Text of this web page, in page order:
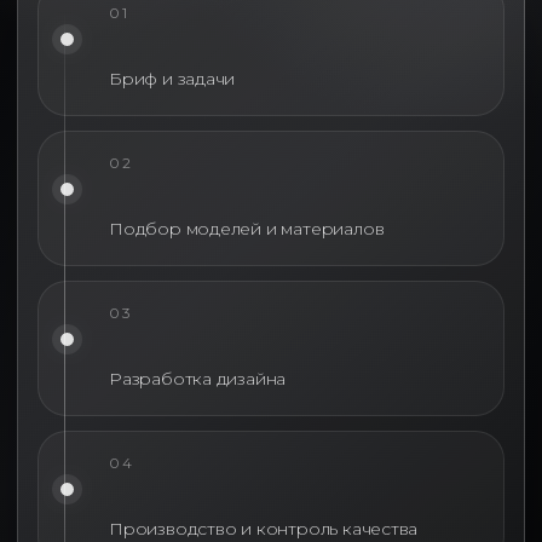
01
Бриф и задачи
02
Подбор моделей и материалов
03
Разработка дизайна
04
Производство и контроль качества
* Принадлежит Meta, признан экстремисской организацией